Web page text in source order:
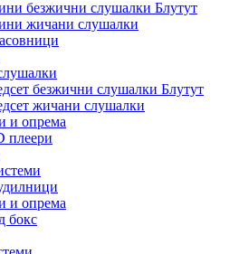
безжични слушалки Блутут
жичани слушалки
безжични слушалки Блутут
жичани слушалки
и опрема
плеери
и опрема
бокс